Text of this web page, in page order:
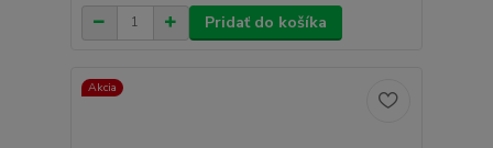
Pridať do košíka
Akcia